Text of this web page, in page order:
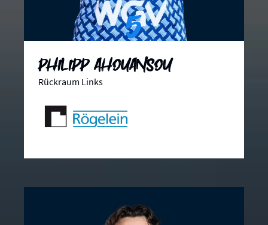
5
Philipp Ahouansou
Rückraum Links